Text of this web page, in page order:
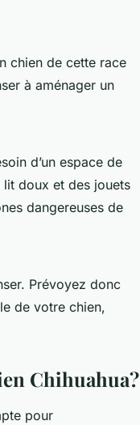
chien de cette race
à aménager un
d’un espace de
doux et des jouets
dangereuses de
Prévoyez donc
de votre chien,
Chihuahua?
pour